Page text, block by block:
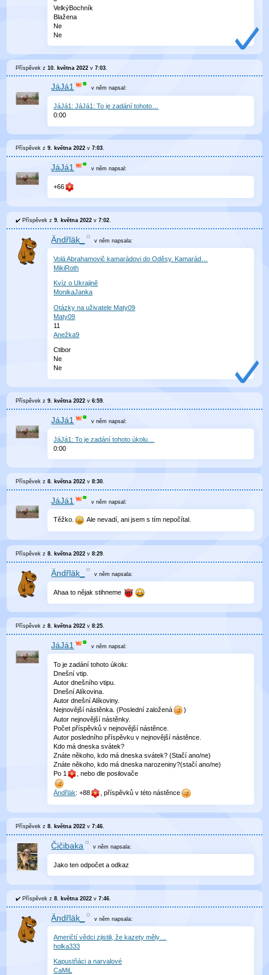
VelkýBochník
Blažena
Ne
Ne
Příspěvek z10. května 2022 v7:03
JáJá1 v něm napsal:
JáJá1: JáJá1: To je zadání tohoto…
0:00
Příspěvek z9. května 2022 v7:03.
JáJá1 v něm napsal:
+66
Příspěvek z9. května 2022 v7:02.
Ändřläk_ v němnapsala:
Volá Abrahamovič kamarádovi do Oděsy. Kamarád…
MikiRoth
Kvíz o Ukrajině
MonikaJanka
Otázky na uživatele Maty09
Maty09
11
Anežka9
Ctibor
Ne
Ne
Příspěvek z9. května 2022 v6:59.
JáJá1 v něm napsal:
JáJá1: To je zadání tohoto úkolu…
0:00
Příspěvek z8. května 2022 v8:30
JáJá1 v něm napsal:
Těžko. Ale nevadí, ani jsem s tím nepočítal.
Příspěvek z8. května 2022 v8:29.
Ändřläk_ v němnapsala:
Ahaa to nějak stihneme
Příspěvek z8. května 2022 v8:25.
JáJá1 v něm napsal:
To je zadání tohoto úkolu:
Dnešní vtip.
Autor dnešního vtipu.
Dnešní Alíkovina.
Autor dnešní Alíkoviny.
Nejnovější nástěnka. (Poslední založená
)
Autor nejnovější nástěnky.
Počet příspěvků v nejnovější nástěnce.
Autor posledního příspěvku v nejnovější nástěnce.
Kdo má dneska svátek?
Znáte někoho, kdo má dneska svátek? (Stačí ano/ne)
Znáte někoho, kdo má dneska narozeniny?(stačí ano/ne)
Po 1
, nebo dle posilovače
Ändřläk: +88 , příspěvků v této nástěnce
Příspěvek z8. května 2022 v7:46.
Čičibaka v němnapsala:
Jako ten odpočet a odkaz
Příspěvek z8. května 2022 v7:46.
Ändřläk_ v němnapsala:
Američtí vědci zjistili, že kazety měly…
holka333
Kapustňáci a narvalové
CaMiL